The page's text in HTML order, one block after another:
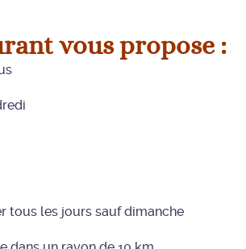
vous propose :
tous les jours sauf dimanche